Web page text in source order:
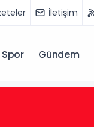
İletişim
Spor Gündem